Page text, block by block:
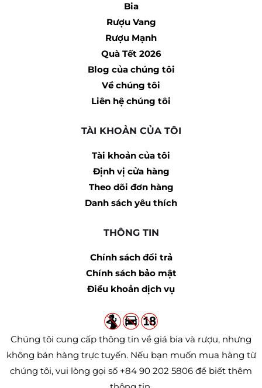
Bia
Rượu Vang
Rượu Mạnh
Quà Tết 2026
Blog của chúng tôi
Về chúng tôi
Liên hệ chúng tôi
TÀI KHOẢN CỦA TÔI
Tài khoản của tôi
Định vị cửa hàng
Theo dõi đơn hàng
Danh sách yêu thích
THÔNG TIN
Chính sách đổi trả
Chính sách bảo mật
Điều khoản dịch vụ
Chúng tôi cung cấp thông tin về giá bia và rượu, nhưng
không bán hàng trực tuyến. Nếu bạn muốn mua hàng từ
chúng tôi, vui lòng gọi số +84 90 202 5806 để biết thêm